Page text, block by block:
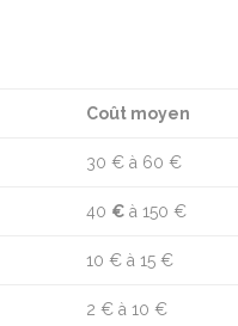
Coût moyen
30 € à 60 €
40 € à 150 €
10 € à 15 €
2 € à 10 €